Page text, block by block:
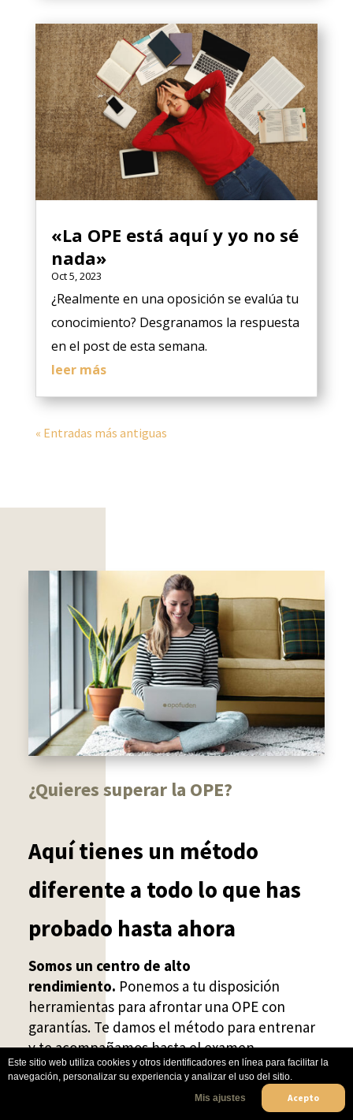
Este sitio web utiliza cookies y otros identificadores en línea para facilitar la
navegación, personalizar su experiencia y analizar el uso del sitio.
Mis ajustes Acepto
«La OPE está aquí y yo no sé
nada»
Oct 5, 2023
¿Realmente en una oposición se evalúa tu
conocimiento? Desgranamos la respuesta
en el post de esta semana.
leer más
« Entradas más antiguas
¿Quieres superar la OPE?
Aquí tienes un método
diferente a todo lo que has
probado hasta ahora
Somos un centro de alto
rendimiento. Ponemos a tu disposición
herramientas para afrontar una OPE con
garantías. Te damos el método para entrenar
y te acompañamos hasta el examen.
¡Consigue tu plaza con Opofuden!